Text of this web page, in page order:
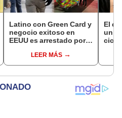
Latino con Green Card y
negocio exitoso en
EEUU es arrestado por
vendedor ambulante a
los 11 años
LEER MÁS
El
un